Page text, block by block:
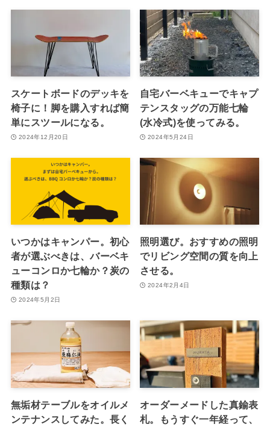
スケートボードのデッキを
椅子に！脚を購入すれば簡
単にスツールになる。
2024年12月20日
自宅バーベキューでキャプ
テンスタッグの万能七輪
(水冷式)を使ってみる。
2024年5月24日
いつかはキャンパー。初心
者が選ぶべきは、バーベキ
ューコンロか七輪か？炭の
種類は？
2024年5月2日
照明選び。おすすめの照明
でリビング空間の質を向上
させる。
2024年2月4日
無垢材テーブルをオイルメ
ンテナンスしてみた。長く
オーダーメードした真鍮表
札。もうすぐ一年経って、